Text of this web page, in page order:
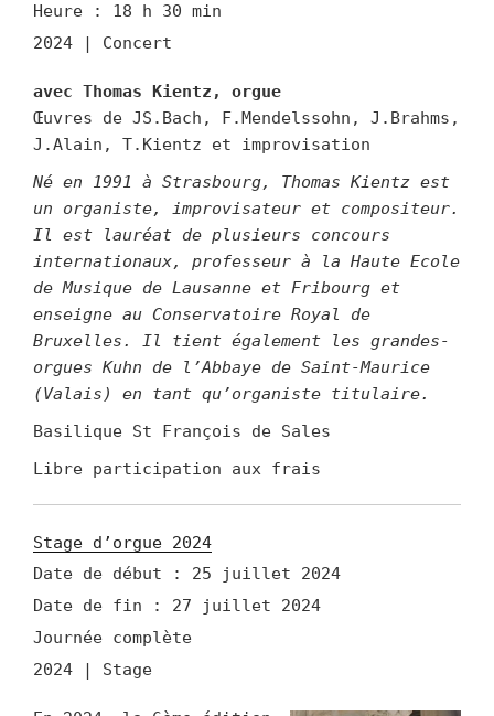
Heure : 18 h 30 min
2024 | Concert
avec Thomas Kientz, orgue
Œuvres de JS.Bach, F.Mendelssohn, J.Brahms,
J.Alain, T.Kientz et improvisation
Né en 1991 à Strasbourg, Thomas Kientz est
un organiste, improvisateur et compositeur.
Il est lauréat de plusieurs concours
internationaux, professeur à la Haute Ecole
de Musique de Lausanne et Fribourg et
enseigne au Conservatoire Royal de
Bruxelles. Il tient également les grandes-
orgues Kuhn de l’Abbaye de Saint-Maurice
(Valais) en tant qu’organiste titulaire.
Basilique St François de Sales
Libre participation aux frais
Stage d’orgue 2024
Date de début : 25 juillet 2024
Date de fin : 27 juillet 2024
Journée complète
2024 | Stage